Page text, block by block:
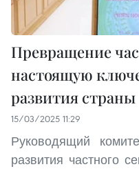
Превращение
настоящую
развития страны
15/03/2025 11:29
Руководящий
развития частного